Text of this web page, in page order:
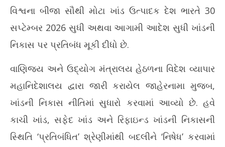
લગાવ્યો પ્રતિબંધ
May
14,
2026
વિશ્વના બીજા સૌથી મોટા ખાંડ ઉત્પાદક દેશ ભારતે 30
સપ્ટેમ્બર 2026 સુધી અથવા આગામી આદેશ સુધી ખાંડની
નિકાસ પર પ્રતિબંધ મૂકી દીધો છે.
વાણિજ્ય અને ઉદ્યોગ મંત્રાલય હેઠળના વિદેશ વ્યાપાર
મહાનિદેશાલય દ્વારા જારી કરાયેલ જાહેરનામા મુજબ,
ખાંડની નિકાસ નીતિમાં સુધારો કરવામાં આવ્યો છે. હવે
કાચી ખાંડ, સફેદ ખાંડ અને રિફાઇન્ડ ખાંડની નિકાસની
સ્થિતિ ‘પ્રતિબંધિત’ શ્રેણીમાંથી બદલીને ‘નિષેધ’ કરવામાં